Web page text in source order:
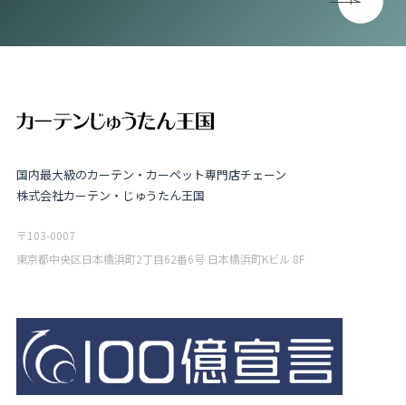
国内最大級のカーテン・カーペット専門店チェーン
株式会社カーテン・じゅうたん王国
〒103-0007
東京都中央区日本橋浜町2丁目62番6号 日本橋浜町Kビル 8F